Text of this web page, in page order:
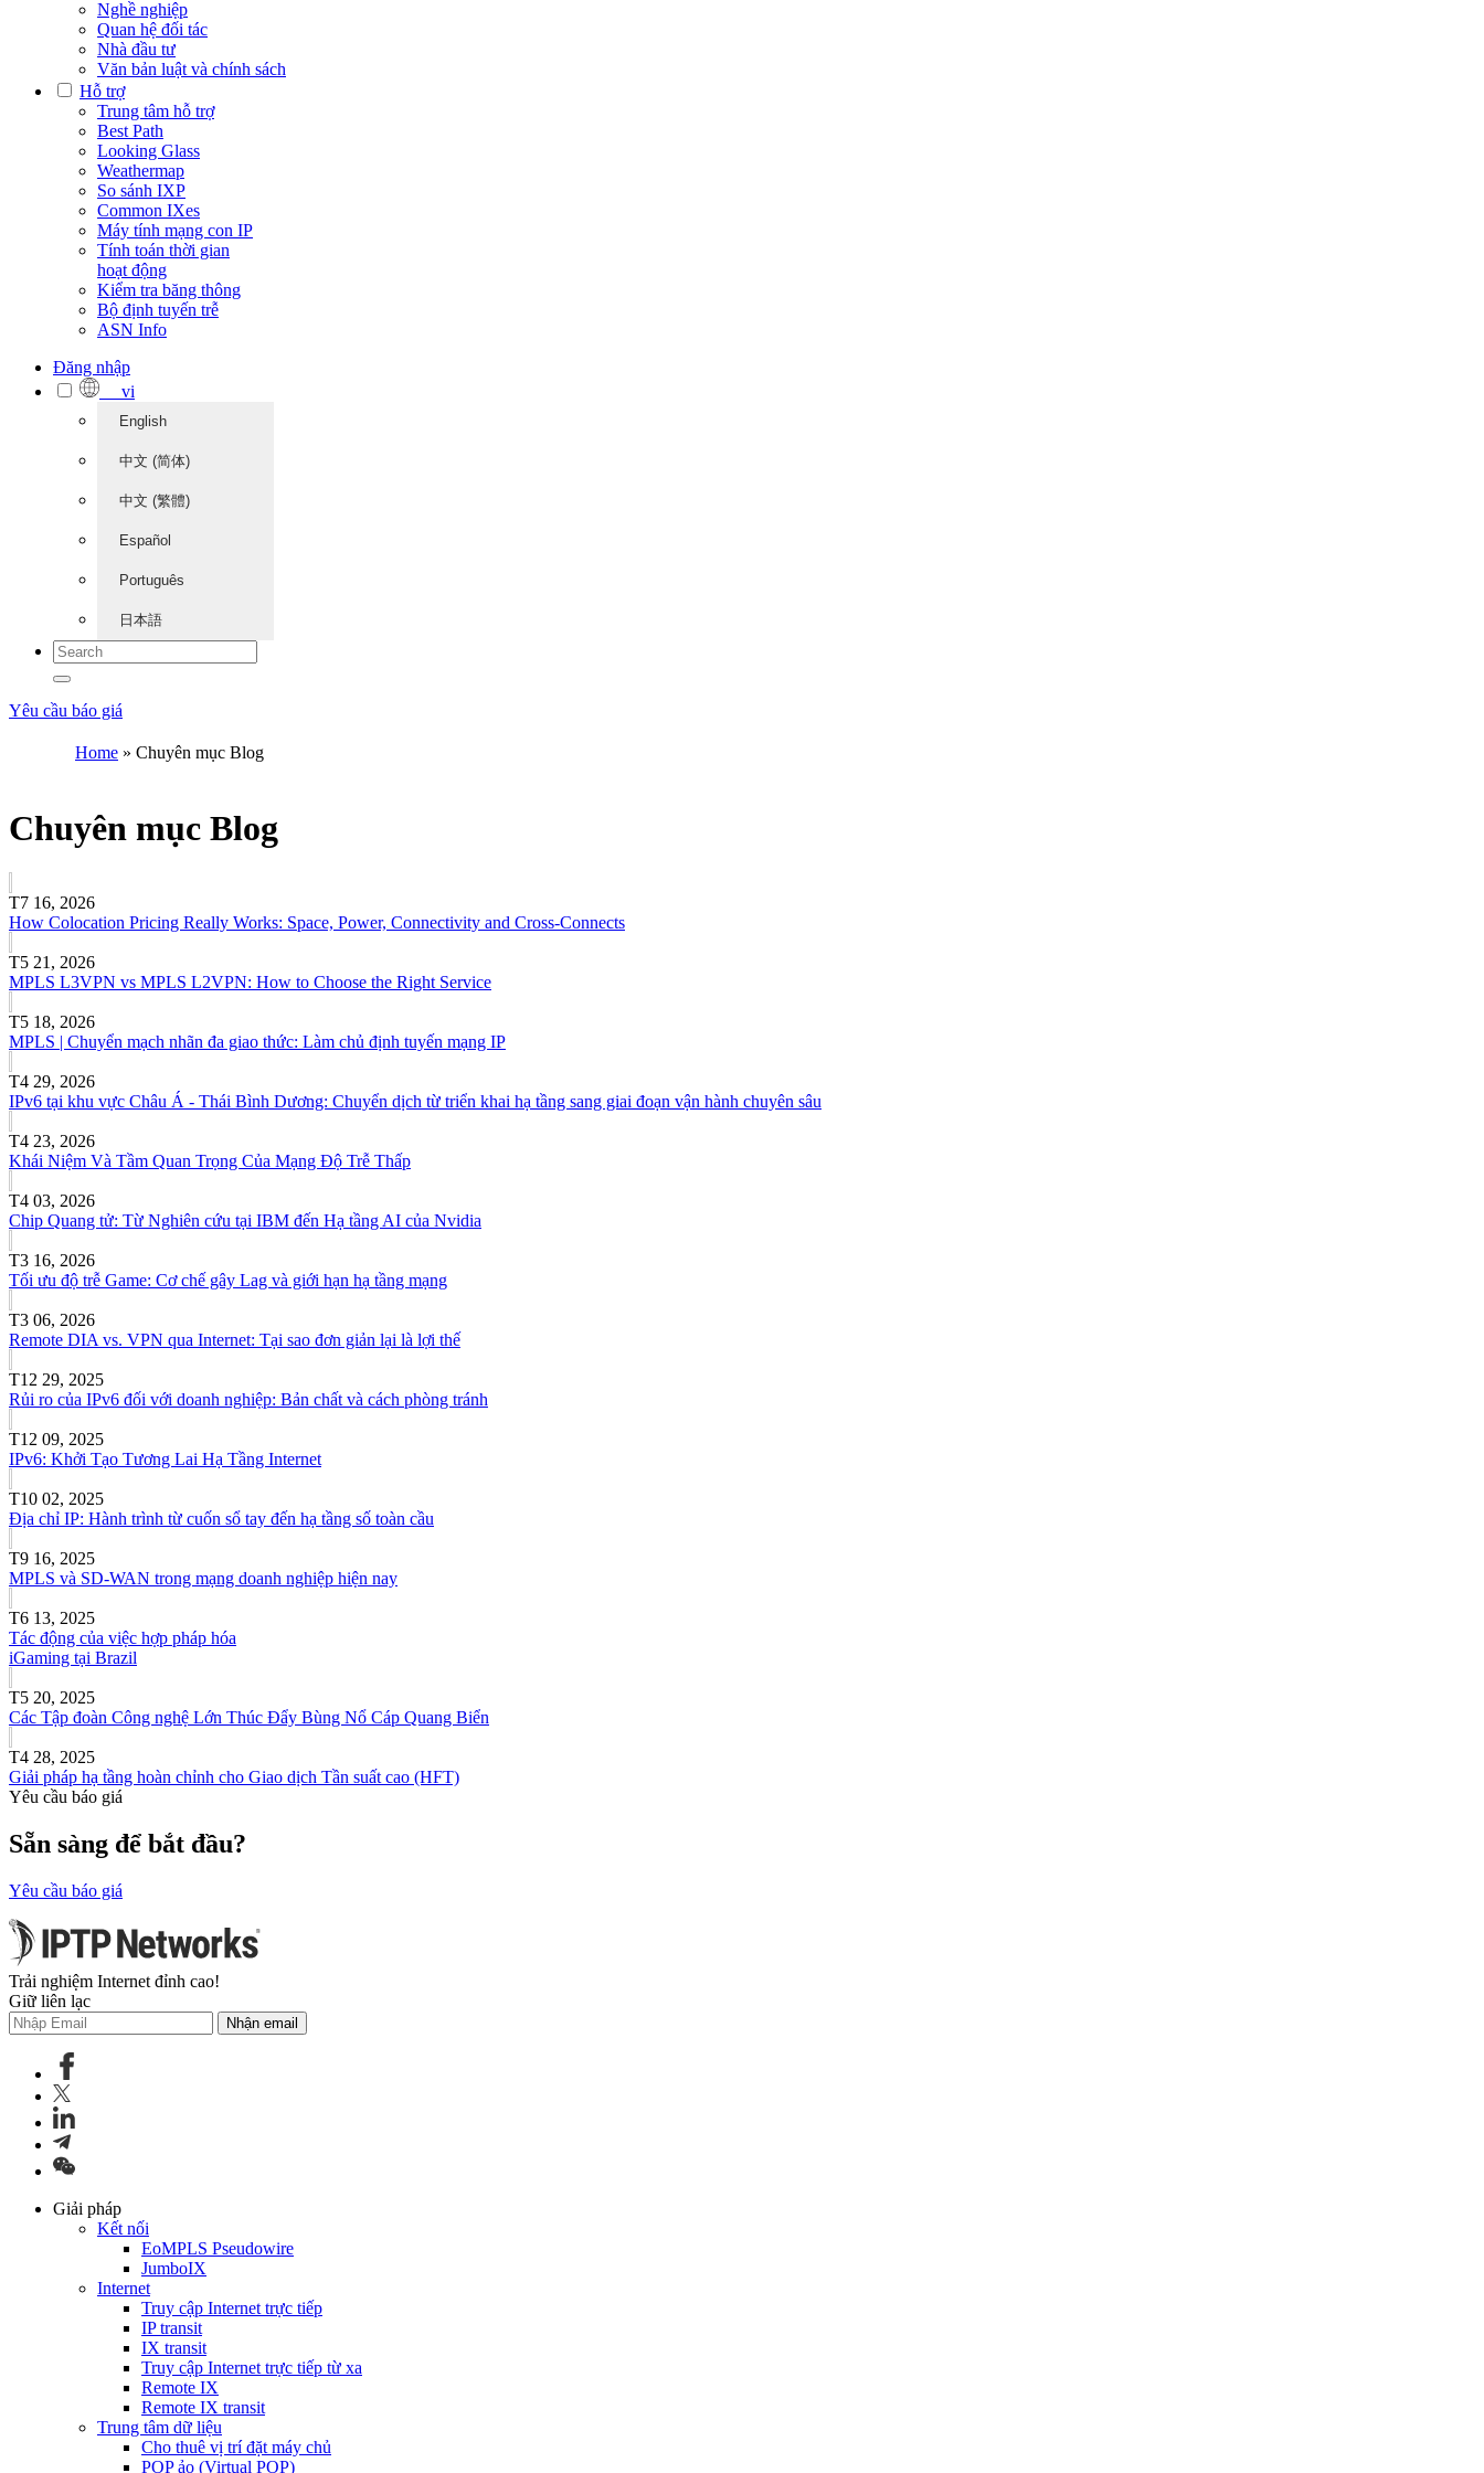
Nghề nghiệp
Quan hệ đối tác
Nhà đầu tư
Văn bản luật và chính sách
Hỗ trợ
Trung tâm hỗ trợ
Best Path
Looking Glass
Weathermap
So sánh IXP
Common IXes
Máy tính mạng con IP
Tính toán thời gian
hoạt động
Kiểm tra băng thông
Bộ định tuyến trễ
ASN Info
Đăng nhập
vi
English
中文 (简体)
中文 (繁體)
Español
Português
日本語
Yêu cầu báo giá
Home » Chuyên mục Blog
Chuyên mục Blog
T7 16, 2026
How Colocation Pricing Really Works: Space, Power, Connectivity and Cross-Connects
T5 21, 2026
MPLS L3VPN vs MPLS L2VPN: How to Choose the Right Service
T5 18, 2026
MPLS | Chuyển mạch nhãn đa giao thức: Làm chủ định tuyến mạng IP
T4 29, 2026
IPv6 tại khu vực Châu Á - Thái Bình Dương: Chuyển dịch từ triển khai hạ tầng sang giai đoạn vận hành chuyên sâu
T4 23, 2026
Khái Niệm Và Tầm Quan Trọng Của Mạng Độ Trễ Thấp
T4 03, 2026
Chip Quang tử: Từ Nghiên cứu tại IBM đến Hạ tầng AI của Nvidia
T3 16, 2026
Tối ưu độ trễ Game: Cơ chế gây Lag và giới hạn hạ tầng mạng
T3 06, 2026
Remote DIA vs. VPN qua Internet: Tại sao đơn giản lại là lợi thế
T12 29, 2025
Rủi ro của IPv6 đối với doanh nghiệp: Bản chất và cách phòng tránh
T12 09, 2025
IPv6: Khởi Tạo Tương Lai Hạ Tầng Internet
T10 02, 2025
Địa chỉ IP: Hành trình từ cuốn sổ tay đến hạ tầng số toàn cầu
T9 16, 2025
MPLS và SD-WAN trong mạng doanh nghiệp hiện nay
T6 13, 2025
Tác động của việc hợp pháp hóa
iGaming tại Brazil
T5 20, 2025
Các Tập đoàn Công nghệ Lớn Thúc Đẩy Bùng Nổ Cáp Quang Biển
T4 28, 2025
Giải pháp hạ tầng hoàn chỉnh cho Giao dịch Tần suất cao (HFT)
Yêu cầu báo giá
Sẵn sàng để bắt đầu?
Yêu cầu báo giá
Trải nghiệm Internet đỉnh cao!
Giữ liên lạc
Nhận email
Giải pháp
Kết nối
EoMPLS Pseudowire
JumboIX
Internet
Truy cập Internet trực tiếp
IP transit
IX transit
Truy cập Internet trực tiếp từ xa
Remote IX
Remote IX transit
Trung tâm dữ liệu
Cho thuê vị trí đặt máy chủ
POP ảo (Virtual POP)